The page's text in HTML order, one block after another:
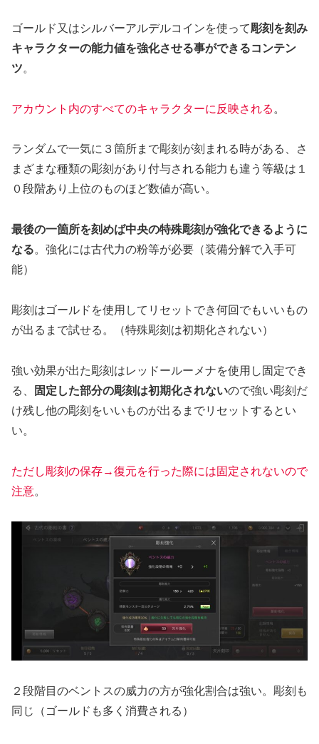
ゴールド又はシルバーアルデルコインを使って彫刻を刻み
キャラクターの能力値を強化させる事ができるコンテン
ツ。
アカウント内のすべてのキャラクターに反映される 。
ランダムで一気に３箇所まで彫刻が刻まれる時がある、さ
まざまな種類の彫刻があり付与される能力も違う等級は１
０段階あり上位のものほど数値が高い。
最後の一箇所を刻めば中央の特殊彫刻が強化できるように
なる。強化には古代力の粉等が必要（装備分解で入手可
能）
彫刻はゴールドを使用してリセットでき何回でもいいもの
が出るまで試せる。（特殊彫刻は初期化されない）
強い効果が出た彫刻はレッドールーメナを使用し固定でき
る、
固定した部分の彫刻は初期化されないので強い彫刻だ
け残し他の彫刻をいいものが出るまでリセットするとい
い。
ただし彫刻の保存→復元を行った際には固定されないので
注意。
２段階目のベントスの威力の方が強化割合は強い。彫刻も
同じ（ゴールドも多く消費される）